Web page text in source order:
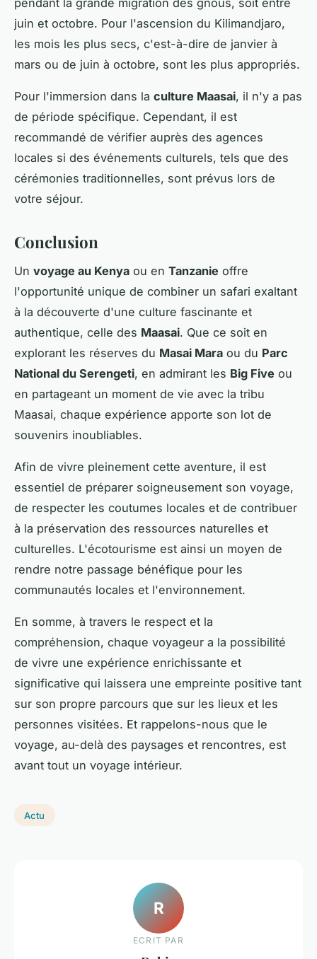
juin et octobre. Pour l'ascension du Kilimandjaro,
les mois les plus secs, c'est-à-dire de janvier à
mars ou de juin à octobre, sont les plus appropriés.
Pour l'immersion dans la culture Maasai, il n'y a pas
de période spécifique. Cependant, il est
recommandé de vérifier auprès des agences
locales si des événements culturels, tels que des
cérémonies traditionnelles, sont prévus lors de
votre séjour.
Conclusion
Un voyage au Kenya ou en Tanzanie offre
l'opportunité unique de combiner un safari exaltant
à la découverte d'une culture fascinante et
authentique, celle des Maasai. Que ce soit en
explorant les réserves du Masai Mara ou du Parc
National du Serengeti, en admirant les Big Five ou
en partageant un moment de vie avec la tribu
Maasai, chaque expérience apporte son lot de
souvenirs inoubliables.
Afin de vivre pleinement cette aventure, il est
essentiel de préparer soigneusement son voyage,
de respecter les coutumes locales et de contribuer
à la préservation des ressources naturelles et
culturelles. L'écotourisme est ainsi un moyen de
rendre notre passage bénéfique pour les
communautés locales et l'environnement.
En somme, à travers le respect et la
compréhension, chaque voyageur a la possibilité
de vivre une expérience enrichissante et
significative qui laissera une empreinte positive tant
sur son propre parcours que sur les lieux et les
personnes visitées. Et rappelons-nous que le
voyage, au-delà des paysages et rencontres, est
avant tout un voyage intérieur.
Actu
R
ECRIT PAR